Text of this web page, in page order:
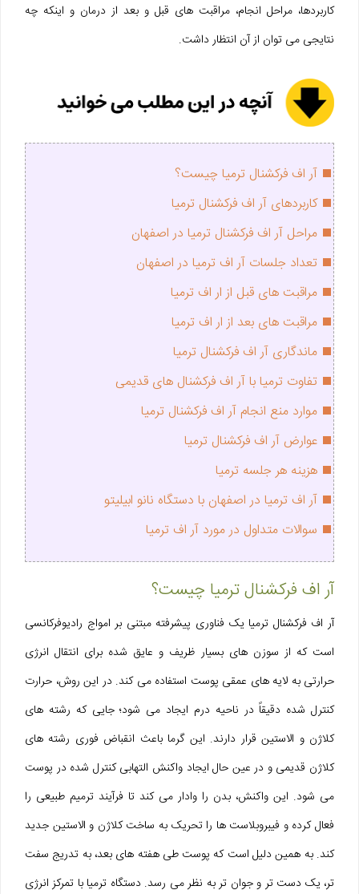
کاربردها، مراحل انجام، مراقبت های قبل و بعد از درمان و اینکه چه
نتایجی می‌ توان از آن انتظار داشت.
آر اف فرکشنال ترمیا چیست؟
کاربردهای آر اف فرکشنال ترمیا
مراحل آر اف فرکشنال ترمیا در اصفهان
تعداد جلسات آر اف ترمیا در اصفهان
مراقبت های قبل از ار اف ترمیا
مراقبت های بعد از ار اف ترمیا
ماندگاری آر اف فرکشنال ترمیا
تفاوت ترمیا با آر اف فرکشنال های قدیمی
موارد منع انجام آر اف فرکشنال ترمیا
عوارض آر اف فرکشنال ترمیا
هزینه هر جلسه ترمیا
آر اف ترمیا در اصفهان با دستگاه نانو ابیلیتو
سوالات متداول در مورد آر اف ترمیا
آر اف فرکشنال ترمیا چیست؟
آر اف فرکشنال ترمیا یک فناوری پیشرفته مبتنی بر امواج رادیوفرکانسی
است که از سوزن‌ های بسیار ظریف و عایق‌ شده برای انتقال انرژی
حرارتی به لایه‌ های عمقی پوست استفاده می‌ کند. در این روش، حرارت
کنترل‌ شده دقیقاً در ناحیه درم ایجاد می‌ شود؛ جایی که رشته‌ های
کلاژن و الاستین قرار دارند. این گرما باعث انقباض فوری رشته‌ های
کلاژن قدیمی و در عین حال ایجاد واکنش التهابی کنترل‌ شده در پوست
می‌ شود. این واکنش، بدن را وادار می‌ کند تا فرآیند ترمیم طبیعی را
فعال کرده و فیبروبلاست‌ ها را تحریک به ساخت کلاژن و الاستین جدید
کند. به همین دلیل است که پوست طی هفته‌ های بعد، به‌ تدریج سفت‌
تر، یک‌ دست‌ تر و جوان‌ تر به نظر می‌ رسد. دستگاه ترمیا با تمرکز انرژی